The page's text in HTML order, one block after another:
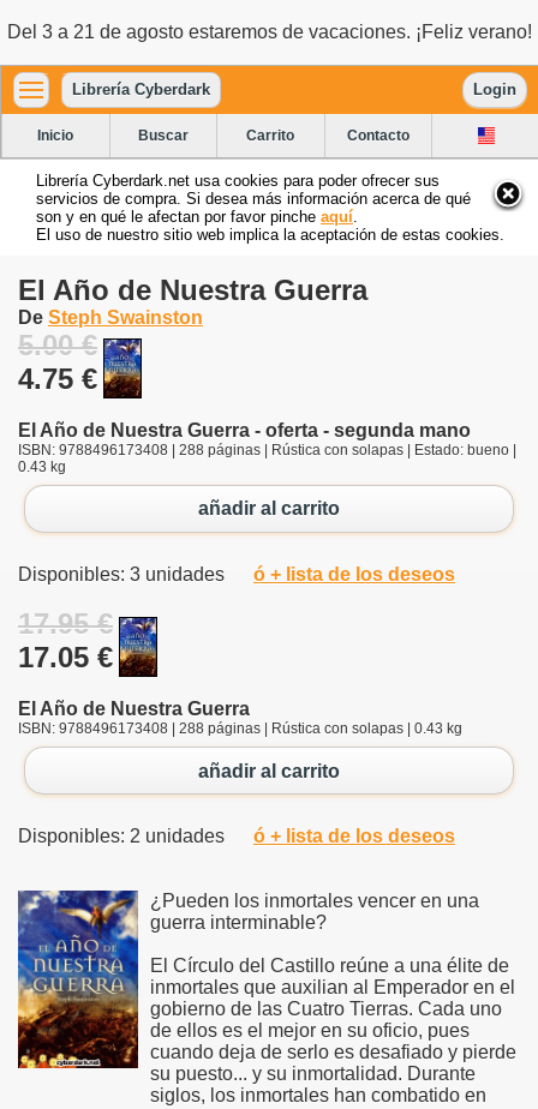
Del 3 a 21 de agosto estaremos de vacaciones. ¡Feliz verano!
Librería Cyberdark Login
Inicio Buscar Carrito Contacto
Librería Cyberdark.net usa cookies para poder ofrecer sus
servicios de compra. Si desea más información acerca de qué
son y en qué le afectan por favor pinche aquí
El uso de nuestro sitio web implica la aceptación de estas cookies.
El Año de Nuestra Guerra
De Steph Swainston
5.00 €
4.75 €
El Año de Nuestra Guerra - oferta - segunda mano
ISBN: 9788496173408 | 288 páginas | Rústica con solapas | Estado: bueno |
0.43 kg
añadir al carrito
Disponibles: 3 unidades ó + lista de los deseos
17.95 €
17.05 €
El Año de Nuestra Guerra
ISBN: 9788496173408 | 288 páginas | Rústica con solapas | 0.43 kg
añadir al carrito
Disponibles: 2 unidades ó + lista de los deseos
¿Pueden los inmortales vencer en una
guerra interminable?
El Círculo del Castillo reúne a una élite de
inmortales que auxilian al Emperador en el
gobierno de las Cuatro Tierras. Cada uno
de ellos es el mejor en su oficio, pues
cuando deja de serlo es desafiado y pierde
su puesto... y su inmortalidad. Durante
siglos, los inmortales han combatido en